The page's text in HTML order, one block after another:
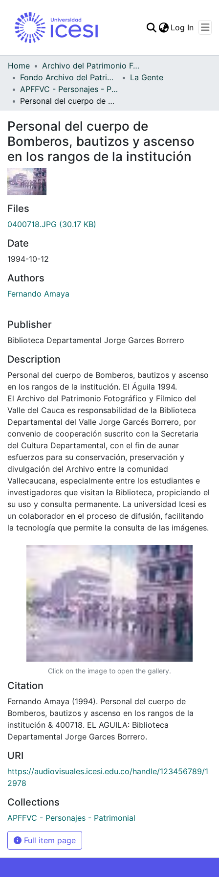
Statistics
Log In
Home
Archivo del Patrimonio Fotográfico y Fílmico del Valle del Cauca
Fondo Archivo del Patrimonio Fotográfico y Fílmico del Valle del Cauca
La Gente
APFFVC - Personajes - Patrimonial
Personal del cuerpo de Bomberos, bautizos y ascenso en los rangos de la institución
Personal del cuerpo de
Bomberos, bautizos y ascenso
en los rangos de la institución
Files
0400718.JPG (30.17 KB)
Date
1994-10-12
Authors
Fernando Amaya
Publisher
Biblioteca Departamental Jorge Garces Borrero
Description
Personal del cuerpo de Bomberos, bautizos y ascenso
en los rangos de la institución. El Águila 1994.
El Archivo del Patrimonio Fotográfico y Fílmico del
Valle del Cauca es responsabilidad de la Biblioteca
Departamental del Valle Jorge Garcés Borrero, por
convenio de cooperación suscrito con la Secretaria
del Cultura Departamental, con el fin de aunar
esfuerzos para su conservación, preservación y
divulgación del Archivo entre la comunidad
Vallecaucana, especialmente entre los estudiantes e
investigadores que visitan la Biblioteca, propiciando el
su uso y consulta permanente. La universidad Icesi es
un colaborador en el proceso de difusión, facilitando
la tecnología que permite la consulta de las imágenes.
Click on the image to open the gallery.
Citation
Fernando Amaya (1994). Personal del cuerpo de
Bomberos, bautizos y ascenso en los rangos de la
institución & 400718. EL AGUILA: Biblioteca
Departamental Jorge Garces Borrero.
URI
https://audiovisuales.icesi.edu.co/handle/123456789/1
2978
Collections
APFFVC - Personajes - Patrimonial
Full item page